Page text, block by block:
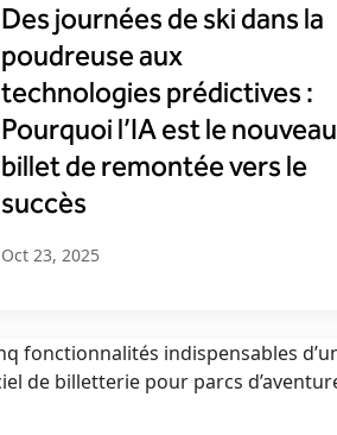
Des journées de ski dans la
poudreuse aux
technologies prédictives :
Pourquoi l’IA est le nouveau
billet de remontée vers le
succès
Oct 23, 2025